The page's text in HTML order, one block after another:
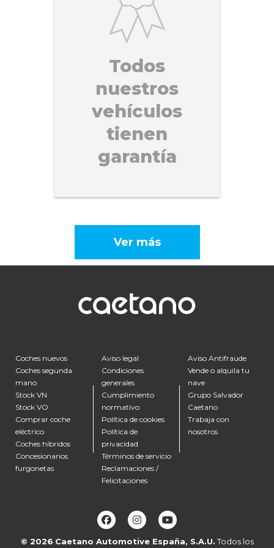
Todos
nuestros
vehículos
tienen
garantía
Ver más
Coches nuevos
Coches segunda
mano
Stock VN
Stock VO
Comprar coche
eléctrico
Coches híbridos
Concesionarios
furgonetas
Aviso legal
Condiciones
generales
Cumplimiento
normativo
Política de cookies
Política de
privacidad
Términos de servicio
Reclamaciones /
Felicitaciones
Aviso Antifraude
Vende o alquila tu
nave
Grupo Salvador
Caetano
Trabaja con
nosotros
© 2026 Caetano Automotive España, S.A.U.Todos los